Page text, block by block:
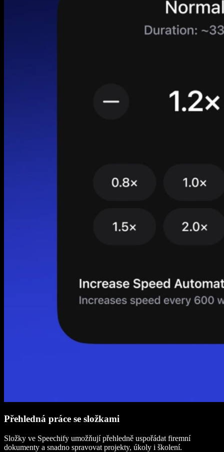
Přehledná práce se složkami
Složky ve Speechify umožňují přehledně uspořádat firemní
dokumenty a snadno spravovat projekty, úkoly i školení.